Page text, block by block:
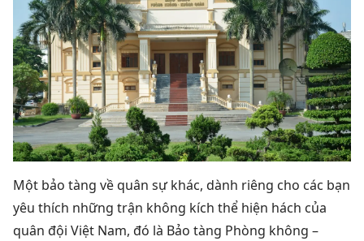
Một bảo tàng về quân sự khác, dành riêng cho các bạn
yêu thích những trận không kích thể hiện hách của
quân đội Việt Nam, đó là Bảo tàng Phòng không –